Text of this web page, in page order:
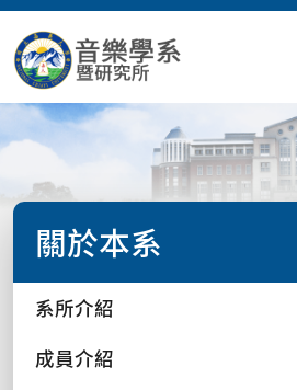
關於本系
系所介紹
成員介紹